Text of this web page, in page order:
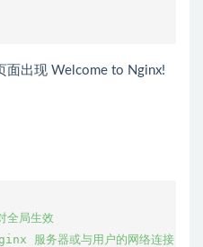
面出现 Welcome to Nginx!
局生效
服务器或与用户的网络连接